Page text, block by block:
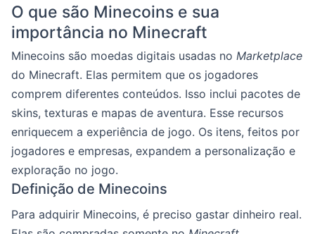
O que são Minecoins e sua
importância no Minecraft
Minecoins são moedas digitais usadas no Marketplace
do Minecraft. Elas permitem que os jogadores
comprem diferentes conteúdos. Isso inclui pacotes de
skins, texturas e mapas de aventura. Esse recursos
enriquecem a experiência de jogo. Os itens, feitos por
jogadores e empresas, expandem a personalização e
exploração no jogo.
Definição de Minecoins
Para adquirir Minecoins, é preciso gastar dinheiro real.